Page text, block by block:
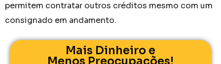
permitem contratar outros créditos mesmo com um
consignado em andamento.
Mais Dinheiro e
Menos Preocupações!